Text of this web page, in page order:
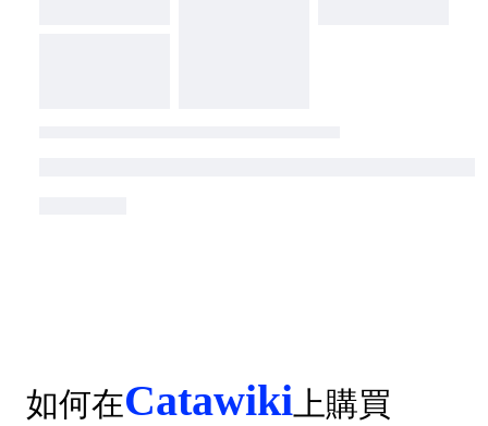
如何在Catawiki 上購買